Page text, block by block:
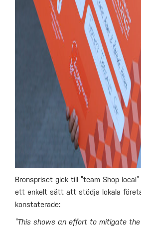
Bronspriset gick till ”team Shop
ett enkelt sätt att stödja lokala
konstaterade:
”This shows an effort to mitigate